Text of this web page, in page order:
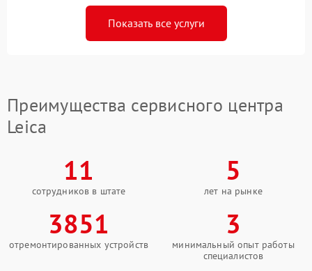
Показать все услуги
Преимущества сервисного центра
Leica
11
сотрудников в штате
5
лет на рынке
3851
отремонтированных устройств
3
минимальный опыт работы
специалистов